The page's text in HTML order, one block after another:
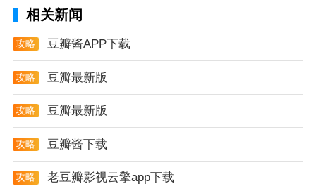
相关新闻
攻略 豆瓣酱APP下载
攻略 豆瓣最新版
攻略 豆瓣最新版
攻略 豆瓣酱下载
攻略 老豆瓣影视云擎app下载